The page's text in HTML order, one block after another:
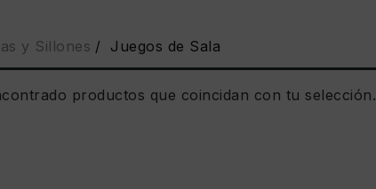
y Sillones Juegos de Sala
productos que coincidan con tu selección.